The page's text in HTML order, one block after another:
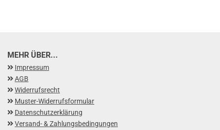
MEHR ÜBER...
Impressum
AGB
Widerrufsrecht
Muster-Widerrufsformular
Datenschutzerklärung
Versand- & Zahlungsbedingungen